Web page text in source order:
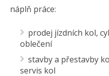
náplň práce:
prodej jízdních kol,
oblečení
stavby a přestavby
servis kol